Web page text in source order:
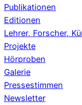
Publikationen
Editionen
Lehrer, Forscher,
Projekte
Hörproben
Galerie
Pressestimmen
Newsletter